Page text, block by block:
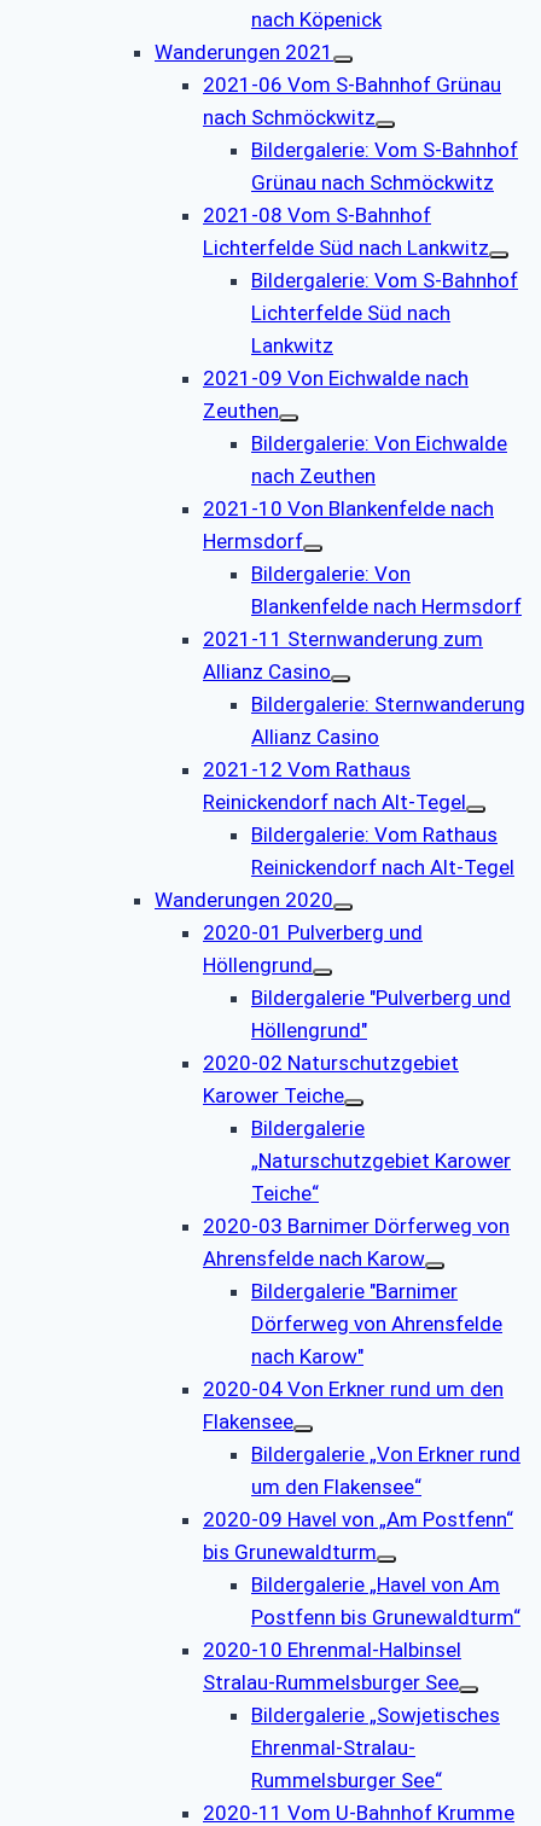
nach Köpenick
Wanderungen 2021
2021-06 Vom S-Bahnhof Grünau
nach Schmöckwitz
Bildergalerie: Vom S-Bahnhof
Grünau nach Schmöckwitz
2021-08 Vom S-Bahnhof
Lichterfelde Süd nach Lankwitz
Bildergalerie: Vom S-Bahnhof
Lichterfelde Süd nach
Lankwitz
2021-09 Von Eichwalde nach
Zeuthen
Bildergalerie: Von Eichwalde
nach Zeuthen
2021-10 Von Blankenfelde nach
Hermsdorf
Bildergalerie: Von
Blankenfelde nach Hermsdorf
2021-11 Sternwanderung zum
Allianz Casino
Bildergalerie: Sternwanderung
Allianz Casino
2021-12 Vom Rathaus
Reinickendorf nach Alt-Tegel
Bildergalerie: Vom Rathaus
Reinickendorf nach Alt-Tegel
Wanderungen 2020
2020-01 Pulverberg und
Höllengrund
Bildergalerie "Pulverberg und
Höllengrund"
2020-02 Naturschutzgebiet
Karower Teiche
Bildergalerie
„Naturschutzgebiet Karower
Teiche“
2020-03 Barnimer Dörferweg von
Ahrensfelde nach Karow
Bildergalerie "Barnimer
Dörferweg von Ahrensfelde
nach Karow"
2020-04 Von Erkner rund um den
Flakensee
Bildergalerie „Von Erkner rund
um den Flakensee“
2020-09 Havel von „Am Postfenn“
bis Grunewaldturm
Bildergalerie „Havel von Am
Postfenn bis Grunewaldturm“
2020-10 Ehrenmal-Halbinsel
Stralau-Rummelsburger See
Bildergalerie „Sowjetisches
Ehrenmal-Stralau-
Rummelsburger See“
2020-11 Vom U-Bahnhof Krumme